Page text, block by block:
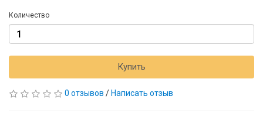
Количество
Купить
0 отзывов / Написать отзыв